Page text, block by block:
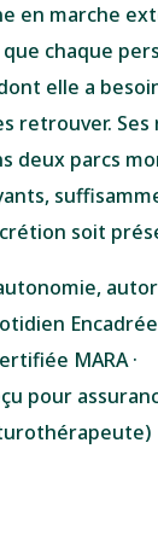
en marche
chaque
elle a
retrouver.
deux parcs
soit
Encadrée
MARA ·
pour